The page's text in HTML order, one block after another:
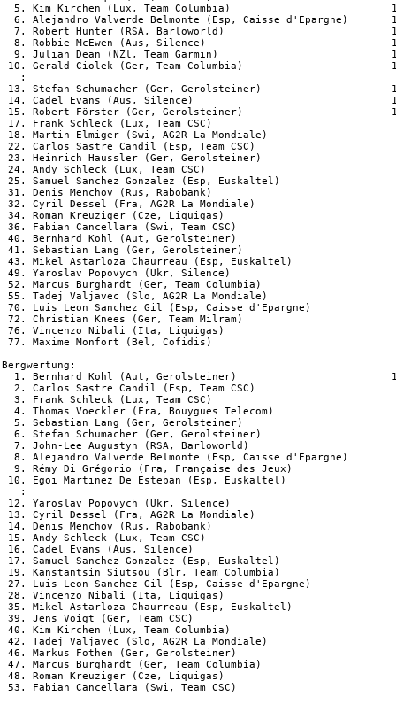
5. Kim Kirchen (Lux, Team Columbia)
6. Alejandro Valverde Belmonte (Esp, Caisse d'Epargne)
7. Robert Hunter (RSA, Barloworld)
8. Robbie McEwen (Aus, Silence)
9. Julian Dean (NZl, Team Garmin)
10. Gerald Ciolek (Ger, Team Columbia)
   :
13. Stefan Schumacher (Ger, Gerolsteiner)
14. Cadel Evans (Aus, Silence)
15. Robert Förster (Ger, Gerolsteiner)
17. Frank Schleck (Lux, Team CSC)
18. Martin Elmiger (Swi, AG2R La Mondiale)
22. Carlos Sastre Candil (Esp, Team CSC)
23. Heinrich Haussler (Ger, Gerolsteiner)
24. Andy Schleck (Lux, Team CSC)
25. Samuel Sanchez Gonzalez (Esp, Euskaltel)
31. Denis Menchov (Rus, Rabobank)
32. Cyril Dessel (Fra, AG2R La Mondiale)
34. Roman Kreuziger (Cze, Liquigas)
36. Fabian Cancellara (Swi, Team CSC)
40. Bernhard Kohl (Aut, Gerolsteiner)
41. Sebastian Lang (Ger, Gerolsteiner)
43. Mikel Astarloza Chaurreau (Esp, Euskaltel)
49. Yaroslav Popovych (Ukr, Silence)
52. Marcus Burghardt (Ger, Team Columbia)
55. Tadej Valjavec (Slo, AG2R La Mondiale)
70. Luis Leon Sanchez Gil (Esp, Caisse d'Epargne)
72. Christian Knees (Ger, Team Milram)
76. Vincenzo Nibali (Ita, Liquigas)
77. Maxime Monfort (Bel, Cofidis)
Bergwertung:
1. Bernhard Kohl (Aut, Gerolsteiner)
2. Carlos Sastre Candil (Esp, Team CSC)
3. Frank Schleck (Lux, Team CSC)
4. Thomas Voeckler (Fra, Bouygues Telecom)
5. Sebastian Lang (Ger, Gerolsteiner)
6. Stefan Schumacher (Ger, Gerolsteiner)
7. John-Lee Augustyn (RSA, Barloworld)
8. Alejandro Valverde Belmonte (Esp, Caisse d'Epargne)
9. Rémy Di Grégorio (Fra, Française des Jeux)
10. Egoi Martinez De Esteban (Esp, Euskaltel)
   :
12. Yaroslav Popovych (Ukr, Silence)
13. Cyril Dessel (Fra, AG2R La Mondiale)
14. Denis Menchov (Rus, Rabobank)
15. Andy Schleck (Lux, Team CSC)
16. Cadel Evans (Aus, Silence)
17. Samuel Sanchez Gonzalez (Esp, Euskaltel)
19. Kanstantsin Siutsou (Blr, Team Columbia)
27. Luis Leon Sanchez Gil (Esp, Caisse d'Epargne)
28. Vincenzo Nibali (Ita, Liquigas)
35. Mikel Astarloza Chaurreau (Esp, Euskaltel)
39. Jens Voigt (Ger, Team CSC)
40. Kim Kirchen (Lux, Team Columbia)
42. Tadej Valjavec (Slo, AG2R La Mondiale)
46. Markus Fothen (Ger, Gerolsteiner)
47. Marcus Burghardt (Ger, Team Columbia)
48. Roman Kreuziger (Cze, Liquigas)
53. Fabian Cancellara (Swi, Team CSC)